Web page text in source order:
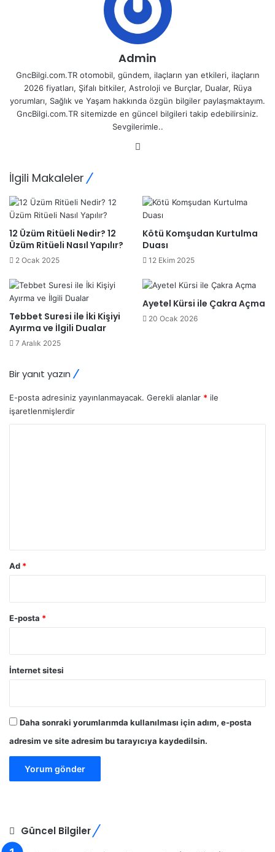
Admin
GncBilgi.com.TR otomobil, gündem, ilaçların yan etkileri, ilaçların
2026 fiyatları, Şifalı bitkiler, Astroloji ve Burçlar, Dualar, Rüya
yorumları, Sağlık ve Yaşam hakkında özgün bilgiler paylaşmaktayım.
GncBilgi.com.TR sitemizde en güncel bilgileri takip edebilirsiniz.
Sevgilerimle..
İlgili Makaleler
12 Üzüm Ritüeli Nedir? 12
Üzüm Ritüeli Nasıl Yapılır?
2 Ocak 2025
Kötü Komşudan Kurtulma
Duası
12 Ekim 2025
Tebbet Suresi ile İki Kişiyi
Ayırma ve İlgili Dualar
7 Aralık 2025
Ayetel Kürsi ile Çakra Açma
20 Ocak 2026
Bir yanıt yazın
E-posta adresiniz yayınlanmayacak. Gerekli alanlar * ile
işaretlenmişlerdir
Ad *
E-posta *
İnternet sitesi
Daha sonraki yorumlarımda kullanılması için adım, e-posta
adresim ve site adresim bu tarayıcıya kaydedilsin.
Güncel Bilgiler